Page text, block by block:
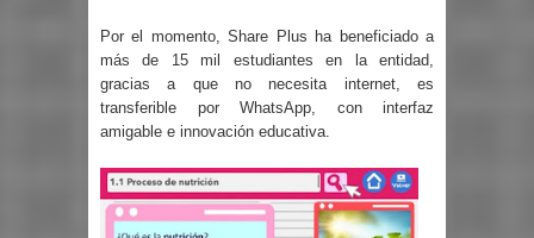
Por el momento, Share Plus ha beneficiado a
más de 15 mil estudiantes en la entidad,
gracias a que no necesita internet, es
transferible por WhatsApp, con interfaz
amigable e innovación educativa.